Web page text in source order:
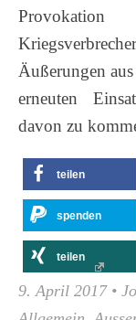
Äußerungen
erneuten
davon zu
teilen
spenden
teilen
9. April 2017•